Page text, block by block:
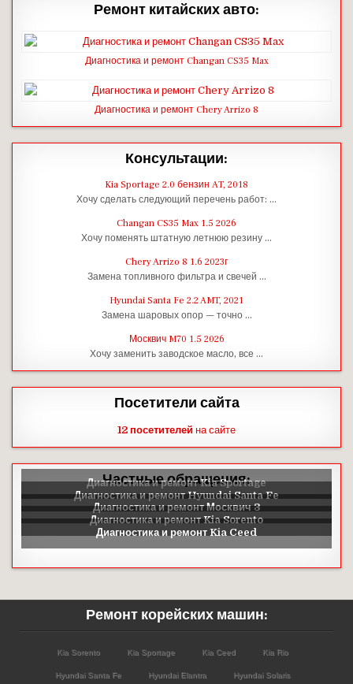
Ремонт китайских авто:
Диагностика и ремонт Changan CS35 Max
Диагностика и ремонт Chery Arrizo 8
Консультации:
Kia Sportage 2.0 бензин AT, 2018
Хочу сделать следующий перечень работ: …
Changan CS35 Max 1.5 2026
Хочу поменять штатную летнюю резину …
Chery Arrizo 8 1.6 2023г
Замена топливного фильтра и свечей …
Hyundai Santa Fe 2.2 AMT, 2021
Замена шаровых опор — точно …
Москвич M70 1.5 2026
Хочу заменить заводское масло, все …
Посетители сайта
12 посетителей на сайте
Частные обращения:
Ремонт корейских машин:
Kia Sorento Kia Sportage Kia Ceed Kia Rio
Hyundai Santa Fe Hyundai Elantra Hyundai Solaris